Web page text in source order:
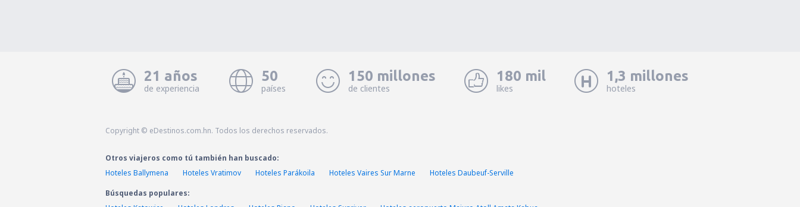
21 años
de experiencia
50
países
150 millones
de clientes
180 mil
likes
1,3 millones
hoteles
Copyright © eDestinos.com.hn. Todos los derechos reservados.
Otros viajeros como tú también han buscado:
Hoteles Ballymena
Hoteles Vratimov Hoteles Parákoila Hoteles Vaires Sur Marne
Hoteles Daubeuf-Serville
Búsquedas populares: